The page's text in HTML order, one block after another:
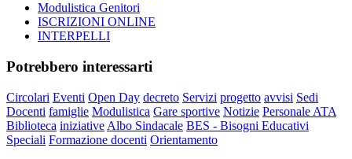
Modulistica Genitori
ISCRIZIONI ONLINE
INTERPELLI
Potrebbero interessarti
Circolari Eventi Open Day decreto Servizi progetto avvisi Sedi
Docenti famiglie Modulistica Gare sportive Notizie Personale ATA
Biblioteca iniziative Albo Sindacale BES - Bisogni Educativi
Speciali Formazione docenti Orientamento